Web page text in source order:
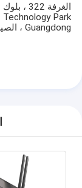
Guangdong ، الصين